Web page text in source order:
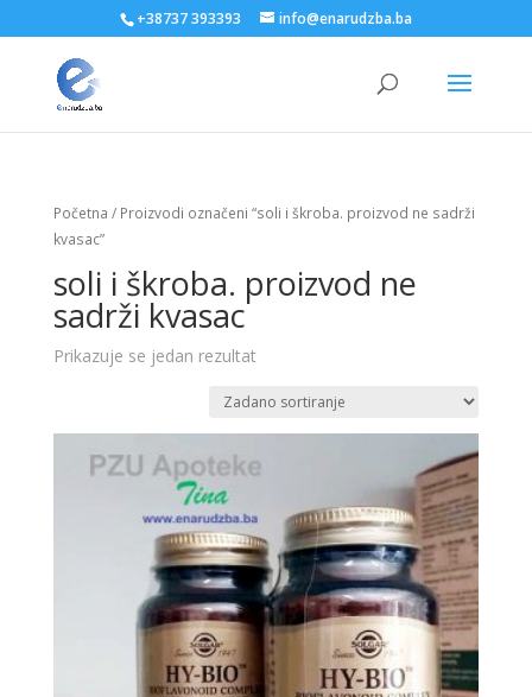
+38737 393393 info@enarudzba.ba
Početna / Proizvodi označeni “soli i škroba. proizvod ne sadrži
kvasac”
soli i škroba. proizvod ne
sadrži kvasac
Prikazuje se jedan rezultat